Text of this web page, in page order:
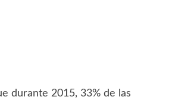
durante 2015, 33% de las